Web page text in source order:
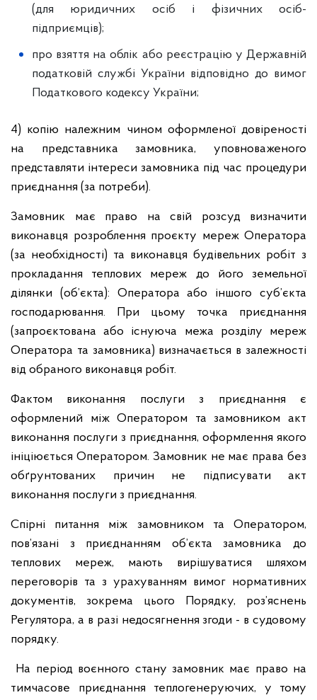
(для юридичних осіб і фізичних осіб-
підприємців);
про взяття на облік або реєстрацію у Державній
податковій службі України відповідно до вимог
Податкового кодексу України;
4) копію належним чином оформленої довіреності
на представника замовника, уповноваженого
представляти інтереси замовника під час процедури
приєднання (за потреби).
Замовник має право на свій розсуд визначити
виконавця розроблення проєкту мереж Оператора
(за необхідності) та виконавця будівельних робіт з
прокладання теплових мереж до його земельної
ділянки (об’єкта): Оператора або іншого суб’єкта
господарювання. При цьому точка приєднання
(запроєктована або існуюча межа розділу мереж
Оператора та замовника) визначається в залежності
від обраного виконавця робіт.
Фактом виконання послуги з приєднання є
оформлений між Оператором та замовником акт
виконання послуги з приєднання, оформлення якого
ініціюється Оператором. Замовник не має права без
обґрунтованих причин не підписувати акт
виконання послуги з приєднання.
Спірні питання між замовником та Оператором,
пов’язані з приєднанням об’єкта замовника до
теплових мереж, мають вирішуватися шляхом
переговорів та з урахуванням вимог нормативних
документів, зокрема цього Порядку, роз’яснень
Регулятора, а в разі недосягнення згоди - в судовому
порядку.
На період воєнного стану замовник має право на
тимчасове приєднання теплогенеруючих, у тому